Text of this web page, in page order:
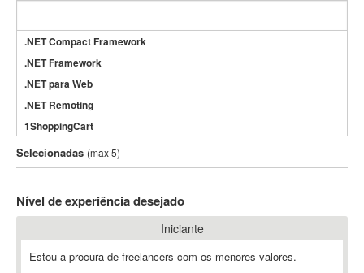
.NET Compact Framework
.NET Framework
.NET para Web
.NET Remoting
1ShoppingCart
3DS Max
3GSM
802.11
A-GPS
Selecionadas (max 5)
Nível de experiência desejado
Iniciante
Estou a procura de freelancers com os menores valores.